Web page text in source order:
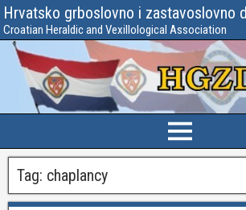
Hrvatsko grboslovno i zastavoslovno
Croatian Heraldic and Vexillological Association
Tag: chaplancy